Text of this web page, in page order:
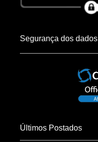
Segurança dos dados
Últimos Postados